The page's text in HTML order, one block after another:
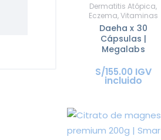
Dermatitis Atópica,
Eczema,Vitaminas
Daeha x 30
Cápsulas |
Megalabs
S/155.00 IGV
incluido